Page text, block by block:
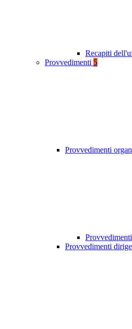
Recapiti
Provvedimenti 5
Provvedimenti
Provvedimenti